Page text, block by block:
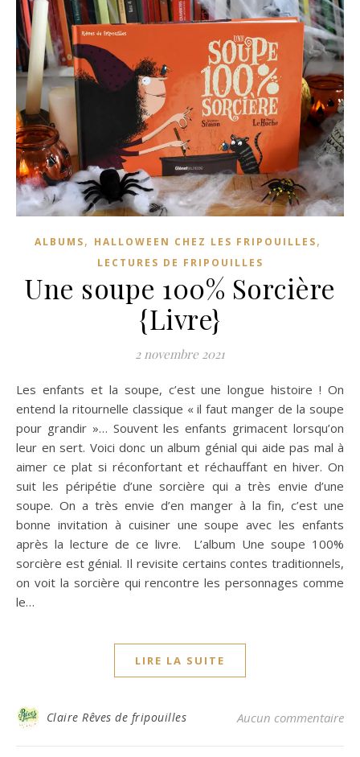
ALBUMS, HALLOWEEN CHEZ LES FRIPOUILLES,
LECTURES DE FRIPOUILLES
Une soupe 100% Sorcière
{Livre}
2 novembre 2021
Les enfants et la soupe, c’est une longue histoire ! On
entend la ritournelle classique « il faut manger de la soupe
pour grandir »… Souvent les enfants grimacent lorsqu’on
leur en sert. Voici donc un album génial qui aide pas mal à
aimer ce plat si réconfortant et réchauffant en hiver. On
suit les péripétie d’une sorcière qui a très envie d’une
soupe. On a très envie d’en manger à la fin, c’est une
bonne invitation à cuisiner une soupe avec les enfants
après la lecture de ce livre. L’album Une soupe 100%
sorcière est génial. Il revisite certains contes traditionnels,
on voit la sorcière qui rencontre les personnages comme
le…
LIRE LA SUITE
Claire Rêves de fripouilles Aucun commentaire